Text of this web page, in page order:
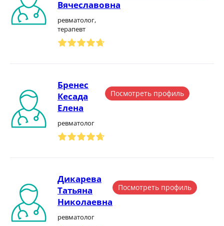
Вячеславовна
ревматолог,
терапевт
Бренес
Кесада
Елена
ревматолог
Посмотреть профиль
Дикарева
Татьяна
Николаевна
ревматолог
Посмотреть профиль